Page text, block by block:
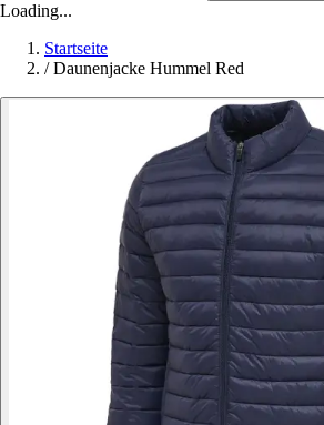
Loading...
Startseite
/ Daunenjacke Hummel Red